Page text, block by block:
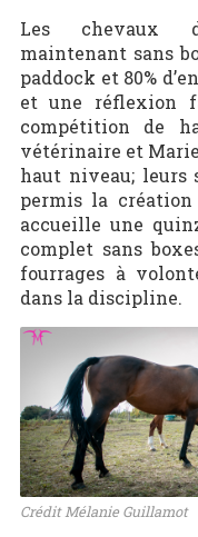
Les chevaux
maintenant sans
paddock et 80%
et une réflexion
compétition de
vétérinaire et
haut niveau; leurs
permis la
accueille une
complet sans
fourrages à
dans la discipline.
Crédit Mélanie Guillamot